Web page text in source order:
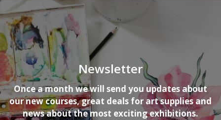
Newsletter
Once a month we will send you updates about
our new courses, great deals for art supplies and
news about the most exciting exhibitions.